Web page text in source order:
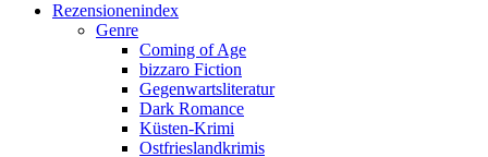
Rezensionenindex
Genre
Coming of Age
bizzaro Fiction
Gegenwartsliteratur
Dark Romance
Küsten-Krimi
Ostfrieslandkrimis